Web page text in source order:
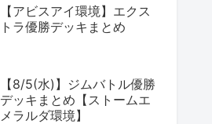
【アビスアイ環境】エクス
トラ優勝デッキまとめ
【8/5(水)】ジムバトル優勝
デッキまとめ【ストームエ
メラルダ環境】